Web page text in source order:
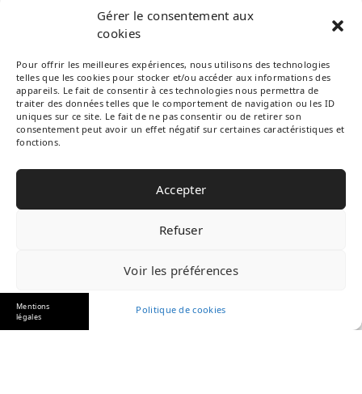
Gérer le consentement aux
cookies
Pour offrir les meilleures expériences, nous utilisons des technologies
telles que les cookies pour stocker et/ou accéder aux informations des
appareils. Le fait de consentir à ces technologies nous permettra de
traiter des données telles que le comportement de navigation ou les ID
uniques sur ce site. Le fait de ne pas consentir ou de retirer son
consentement peut avoir un effet négatif sur certaines caractéristiques et
fonctions.
Accepter
Refuser
Voir les préférences
Politique de cookies
Mentions
légales
CATÉGORIES
Arbres Fruitiers
Plantation
Plantes du jardin